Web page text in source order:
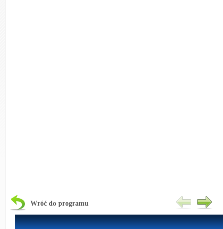
Wróć do programu